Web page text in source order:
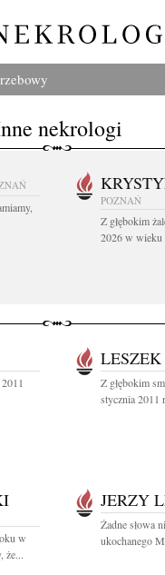
nekrologi
POZNAŃ
Z głębokim
2026 w wieku
Z głębokim
stycznia 2011
w
że...
JERZY
Żadne słowa
ukochanego